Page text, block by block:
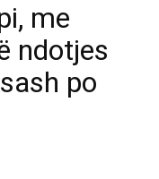
me
ndotjes
po